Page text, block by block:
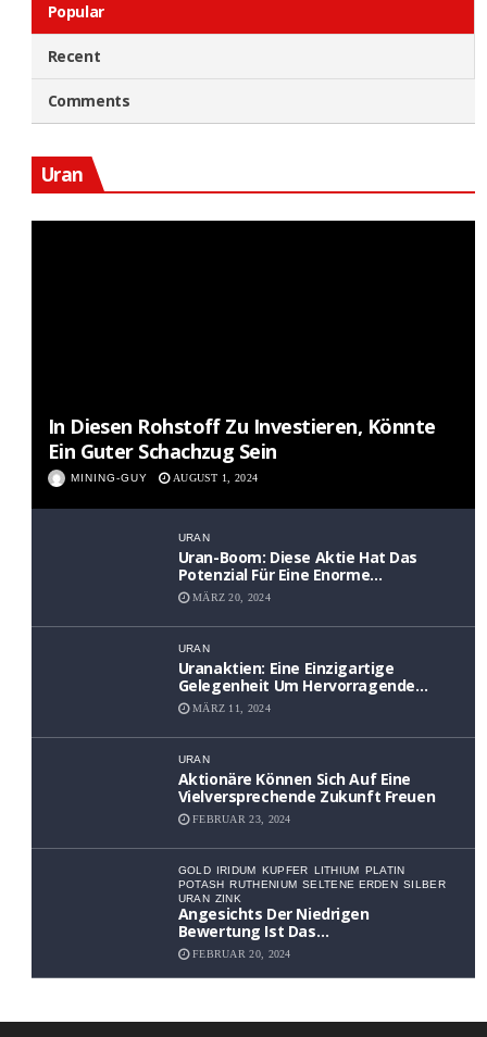
Popular
Recent
Comments
Uran
In Diesen Rohstoff Zu Investieren, Könnte
Ein Guter Schachzug Sein
MINING-GUY AUGUST 1, 2024
URAN
Uran-Boom: Diese Aktie Hat Das
Potenzial Für Eine Enorme
Wertsteigerung
MÄRZ 20, 2024
URAN
Uranaktien: Eine Einzigartige
Gelegenheit Um Hervorragende
Renditen Zu Erzielen
MÄRZ 11, 2024
URAN
Aktionäre Können Sich Auf Eine
Vielversprechende Zukunft Freuen
FEBRUAR 23, 2024
GOLD IRIDUM KUPFER LITHIUM
PLATIN
POTASH
RUTHENIUM SELTENE ERDEN SILBER
URAN ZINK
Angesichts Der Niedrigen
Bewertung Ist Das
Aufwärtspotenzial Erheblich
FEBRUAR 20, 2024